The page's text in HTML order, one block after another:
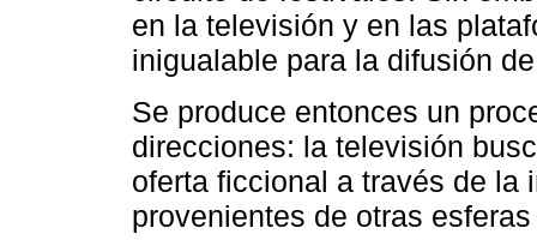
en la televisión y en las
inigualable para la difusión
Se produce entonces un
direcciones: la televisión
oferta ficcional a través de la
provenientes de otras